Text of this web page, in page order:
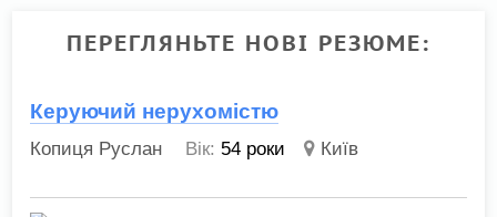
ПЕРЕГЛЯНЬТЕ НОВІ РЕЗЮМЕ:
Керуючий нерухомістю
Копиця Руслан Вік: 54 роки Київ